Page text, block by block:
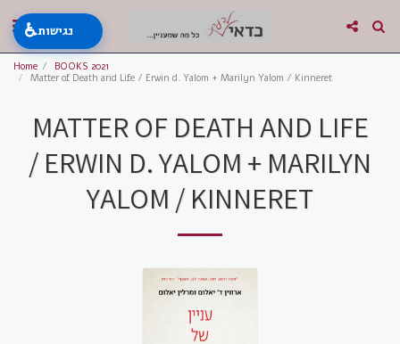
Home
BOOKS 2021
Matter of Death and Life / Erwin d. Yalom + Marilyn Yalom / Kinneret
MATTER OF DEATH AND LIFE
/ ERWIN D. YALOM + MARILYN
YALOM / KINNERET
♿נגישות